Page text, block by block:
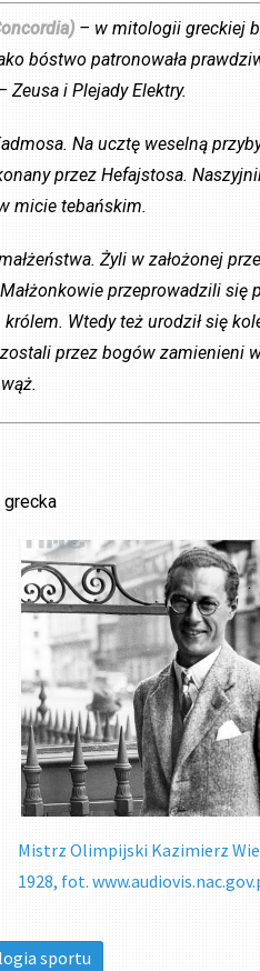
– w mitologii greckiej
bóstwo patronowała
i Plejady Elektry.
Na ucztę weselną
przez Hefajstosa.
micie tebańskim.
Żyli w założonej
przeprowadzili
Wtedy też urodził się
przez bogów zamienieni
grecka
Mistrz Olimpijski Kazimierz
1928, fot.
sportu